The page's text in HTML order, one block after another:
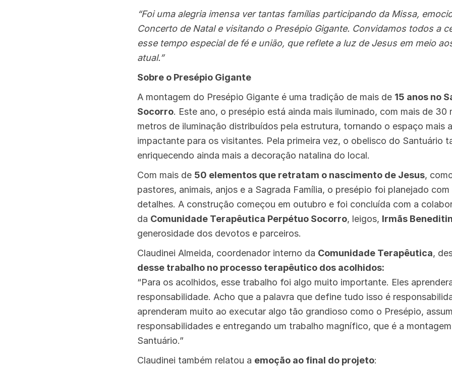
“Foi uma alegria imensa ver tantas famílias participando da Missa,
Concerto de Natal e visitando o Presépio Gigante. Convidamos todos a
esse tempo especial de fé e união, que reflete a luz de Jesus em meio
atual.”
Sobre o Presépio Gigante
A montagem do Presépio Gigante é uma tradição de mais de 15 anos no
Socorro. Este ano, o presépio está ainda mais iluminado, com mais de 30
metros de iluminação distribuídos pela estrutura, tornando o espaço mais
impactante para os visitantes. Pela primeira vez, o obelisco do Santuário
enriquecendo ainda mais a decoração natalina do local.
Com mais de 50 elementos que retratam o nascimento de Jesus,
pastores, animais, anjos e a Sagrada Família, o presépio foi planejado
detalhes. A construção começou em outubro e foi concluída com a
da Comunidade Terapêutica Perpétuo Socorro, leigos, Irmãs
generosidade dos devotos e parceiros.
Claudinei Almeida, coordenador interno da Comunidade Terapêutica,
desse trabalho no processo terapêutico dos acolhidos:
“Para os acolhidos, esse trabalho foi algo muito importante. Eles
responsabilidade. Acho que a palavra que define tudo isso é
aprenderam muito ao executar algo tão grandioso como o Presépio,
responsabilidades e entregando um trabalho magnífico, que é a
Santuário.”
Claudinei também relatou a emoção ao final do projeto: